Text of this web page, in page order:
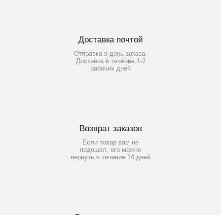
Доставка почтой
Отправка в день заказа.
Доставка в течение 1-2
рабочих дней
Возврат заказов
Если товар вам не
подошел, его можно
вернуть в течение 14 дней